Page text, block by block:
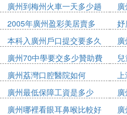
6、大型開發區
雖然這些開發區的商鋪市場尚
的趨勢看，具有一定的發展潛
7、平價房開發區
平價房、動遷房集中區域，近
廣州有的地方成為新的人口聚
天河區這一類的，為創業者提
廣州到梅州火車一天多少趟
2005年廣州盈彩美居賣多
少錢
妤
本科入廣州戶口提交要多久
廣州70中學要交多少贊助費
廣州荔灣口腔醫院如何
上
廣州最低保障工資是多少
2020
廣州哪裡看眼耳鼻喉比較好